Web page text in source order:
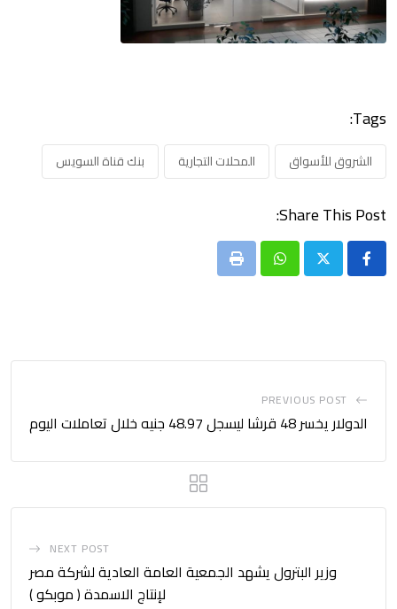
Tags:
الشروق للأسواق المحلات التجارية بنك قناة السويس
Share This Post:
Whatsapp
Print
PREVIOUS POST
الدولار يخسر 48 قرشا ليسجل 48.97 جنيه خلال تعاملات اليوم
NEXT POST
وزير البترول يشهد الجمعية العامة العادية لشركة مصر
لإنتاج الاسمدة ( موبكو )